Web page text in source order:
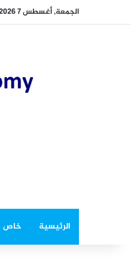
الجمعة, أغسطس 7 2026
الرئيسية خاص